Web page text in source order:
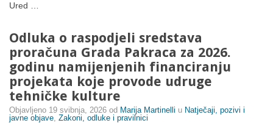
Ured …
Odluka o raspodjeli sredstava
proračuna Grada Pakraca za 2026.
godinu namijenjenih financiranju
projekata koje provode udruge
tehničke kulture
Objavljeno 19 svibnja, 2026 od Marija Martinelli u Natječaji, pozivi i
javne objave, Zakoni, odluke i pravilnici